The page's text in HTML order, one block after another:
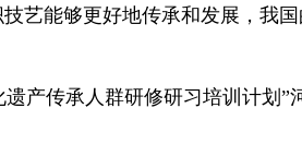
艺能够更好地传承和发展，我
产传承人群研修研习培训计划”